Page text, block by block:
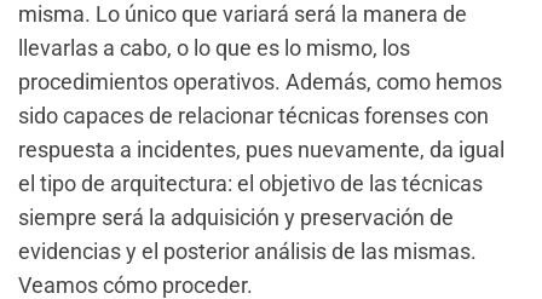
misma. Lo único que variará será la manera de
llevarlas a cabo, o lo que es lo mismo, los
procedimientos operativos. Además, como hemos
sido capaces de relacionar técnicas forenses con
respuesta a incidentes, pues nuevamente, da igual
el tipo de arquitectura: el objetivo de las técnicas
siempre será la adquisición y preservación de
evidencias y el posterior análisis de las mismas.
Veamos cómo proceder.